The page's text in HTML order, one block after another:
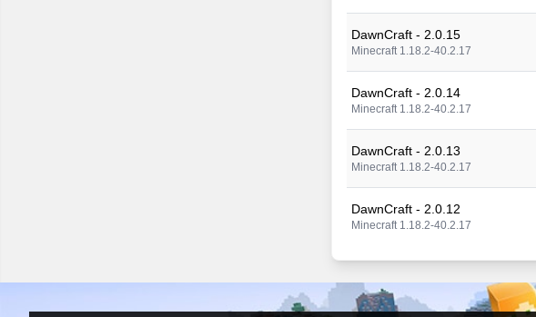
DawnCraft - 2.0.15
Minecraft 1.18.2-40.2.17
DawnCraft - 2.0.14
Minecraft 1.18.2-40.2.17
DawnCraft - 2.0.13
Minecraft 1.18.2-40.2.17
DawnCraft - 2.0.12
Minecraft 1.18.2-40.2.17
Minecraft 1.18.2-40.2.17